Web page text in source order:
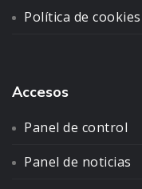
Política de cookies
Accesos
Panel de control
Panel de noticias